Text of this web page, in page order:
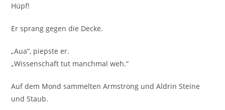
Hüpf!
Er sprang gegen die Decke.
„Aua“, piepste er.
„Wissenschaft tut manchmal weh.“
Auf dem Mond sammelten Armstrong und Aldrin Steine
und Staub.